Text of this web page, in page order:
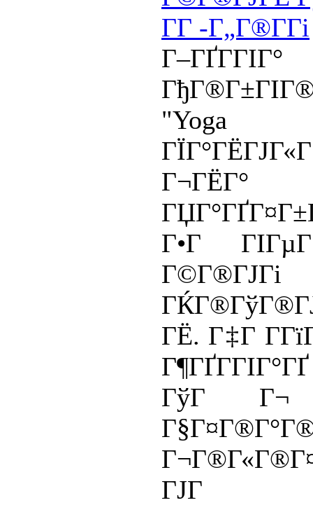
Г­Г -Г„Г®Г­Гі
"Yoga
Г•Г
ГЁ. Г‡Г
ГўГ Г¬
ГЈГ